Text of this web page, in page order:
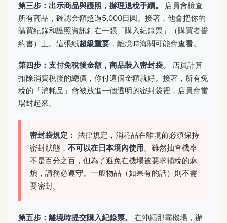
第三步：出示商品與護照，辦理退稅手續。
店員會檢查
所有商品，確認金額超過5,000日圓。接著，他會把你的
購買紀錄和護照資訊釘在一張「購入紀錄票」（購買者誓
約書）上。這張紙超級重要 ，離境時海關可能會查看。
第四步：支付免稅後金額，商品裝入密封袋。
店員計算
扣除消費稅後的總價，你付這個金額就好。接著，所有免
稅的「消耗品」會被放進一個透明的密封袋裡，店員會當
場封起來。
密封袋規定： 法律規定，消耗品在離境前必須保持
密封狀態， 不可以在日本境內使用。雖然抽查機率
不是百分之百，但為了避免在機場被要求補稅的麻
煩，請務必遵守。一般物品（如果有的話）則不需
要密封。
第五步：離境時提交購入紀錄票。
在沖繩那霸機場，辦